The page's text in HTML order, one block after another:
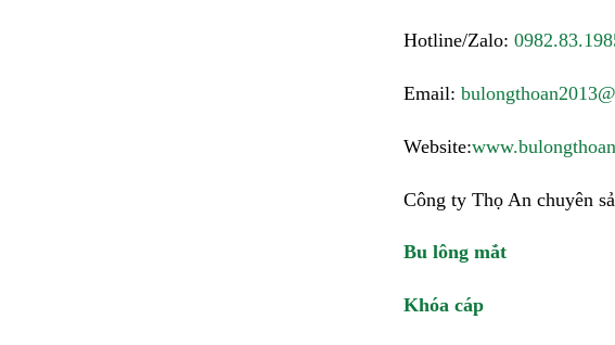
Hotline/Zalo:
Email:
Website:
Công ty Thọ An chuyên
Bu lông mắt
Khóa cáp